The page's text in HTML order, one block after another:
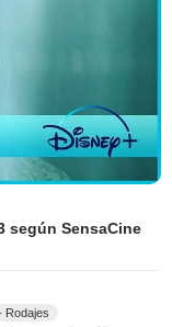
según SensaCine
Rodajes